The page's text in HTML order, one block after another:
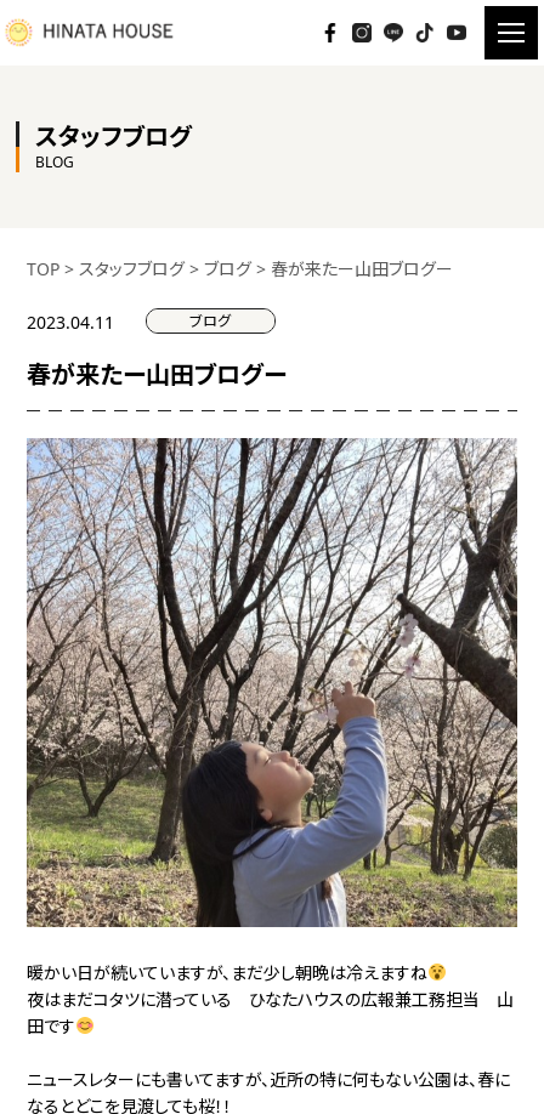
スタッフブログ
BLOG
TOP > スタッフブログ>ブログ> 春が来たー山田ブログー
2023.04.11 ブログ
春が来たー山田ブログー
暖かい日が続いていますが、まだ少し朝晩は冷えますね
夜はまだコタツに潜っている ひなたハウスの広報兼工務担当 山
田です
ニュースレターにも書いてますが、近所の特に何もない公園は、春に
なるとどこを見渡しても桜！！